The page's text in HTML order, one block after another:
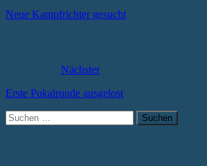
Neue Kampfrichter gesucht
Nächster
Erste Pokalrunde ausgelost
Suchen
nach: